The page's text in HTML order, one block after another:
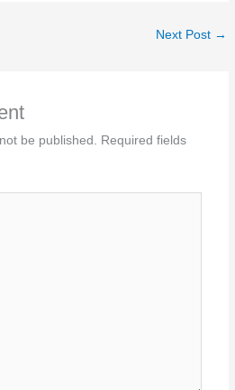
Next Post →
be published.
Required fields